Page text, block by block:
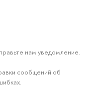
нам уведомление.
сообщений об